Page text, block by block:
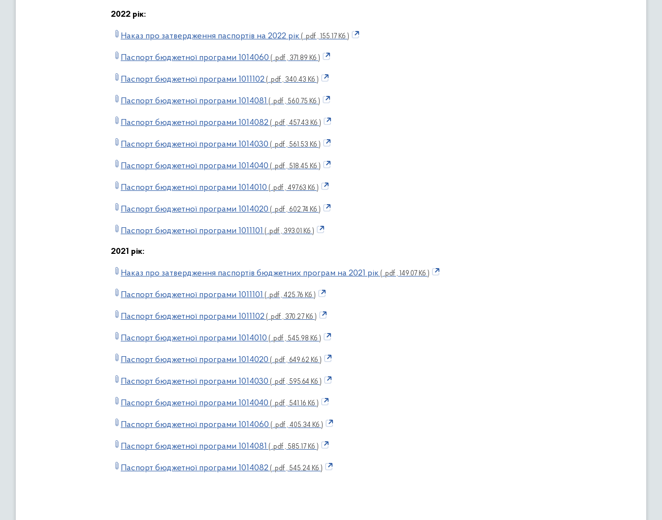
2022 рік:
Наказ про затвердження паспортів на 2022 рік ( .pdf , 155.17 Кб )
Паспорт бюджетної програми 1014060 ( .pdf , 371.89 Кб )
Паспорт бюджетної програми 1011102 ( .pdf , 340.43 Кб )
Паспорт бюджетної програми 1014081 ( .pdf , 560.75 Кб )
Паспорт бюджетної програми 1014082 ( .pdf , 457.43 Кб )
Паспорт бюджетної програми 1014030 ( .pdf , 561.53 Кб )
Паспорт бюджетної програми 1014040 ( .pdf , 518.45 Кб )
Паспорт бюджетної програми 1014010 ( .pdf , 497.63 Кб )
Паспорт бюджетної програми 1014020 ( .pdf , 602.74 Кб )
Паспорт бюджетної програми 1011101 ( .pdf , 393.01 Кб )
2021 рік:
Наказ про затвердження паспортів бюджетних програм на 2021 рік ( .pdf , 149.07 Кб )
Паспорт бюджетної програми 1011101 ( .pdf , 425.76 Кб )
Паспорт бюджетної програми 1011102 ( .pdf , 370.27 Кб )
Паспорт бюджетної програми 1014010 ( .pdf , 545.98 Кб )
Паспорт бюджетної програми 1014020 ( .pdf , 649.62 Кб )
Паспорт бюджетної програми 1014030 ( .pdf , 595.64 Кб )
Паспорт бюджетної програми 1014040 ( .pdf , 541.16 Кб )
Паспорт бюджетної програми 1014060 ( .pdf , 405.34 Кб )
Паспорт бюджетної програми 1014081 ( .pdf , 585.17 Кб )
Паспорт бюджетної програми 1014082 ( .pdf , 545.24 Кб )